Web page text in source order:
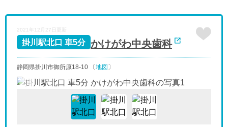
2021年12月27日更新
かけがわ中央歯科
掛川駅北口 車5分
静岡県掛川市御所原18-10 〔地図 〕